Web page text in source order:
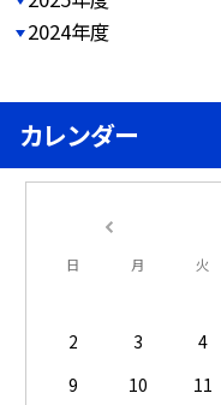
2024年度
カレンダー
日 月 火
2
3 4
9
10 11